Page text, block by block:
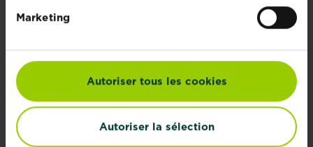
Marketing
Autoriser tous les cookies
Autoriser la sélection
CONSEILS ET INSPIRATIONS
Découvrez tous les articles